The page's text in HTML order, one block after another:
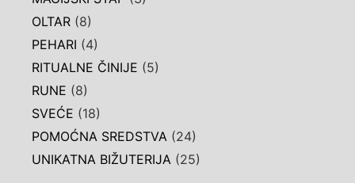
OLTAR (8)
PEHARI (4)
RITUALNE ČINIJE (5)
RUNE (8)
SVEĆE (18)
POMOĆNA SREDSTVA (24)
UNIKATNA BIŽUTERIJA (25)